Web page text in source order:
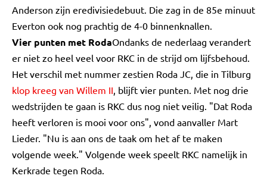
Anderson zijn eredivisiedebuut. Die zag in de 85e minuut
Everton ook nog prachtig de 4-0 binnenknallen.
Vier punten met RodaOndanks de nederlaag verandert
er niet zo heel veel voor RKC in de strijd om lijfsbehoud.
Het verschil met nummer zestien Roda JC, die in Tilburg
klop kreeg van Willem II, blijft vier punten. Met nog drie
wedstrijden te gaan is RKC dus nog niet veilig. "Dat Roda
heeft verloren is mooi voor ons", vond aanvaller Mart
Lieder. "Nu is aan ons de taak om het af te maken
volgende week." Volgende week speelt RKC namelijk in
Kerkrade tegen Roda.